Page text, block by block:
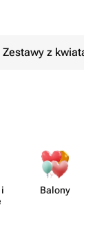
Zestawy z
Balony